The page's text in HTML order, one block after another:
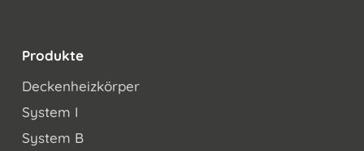
Produkte
Deckenheizkörper
System I
System B